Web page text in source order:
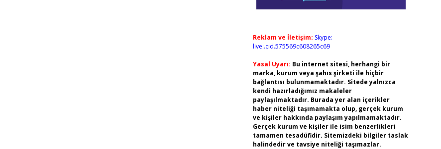
Reklam ve İletişim: Skype:
live:.cid.575569c608265c69
Yasal Uyarı: Bu internet sitesi, herhangi bir
marka, kurum veya şahıs şirketi ile hiçbir
bağlantısı bulunmamaktadır. Sitede yalnızca
kendi hazırladığımız makaleler
paylaşılmaktadır. Burada yer alan içerikler
haber niteliği taşımamakta olup, gerçek kurum
ve kişiler hakkında paylaşım yapılmamaktadır.
Gerçek kurum ve kişiler ile isim benzerlikleri
tamamen tesadüfidir. Sitemizdeki bilgiler taslak
halindedir ve tavsiye niteliği taşımazlar.